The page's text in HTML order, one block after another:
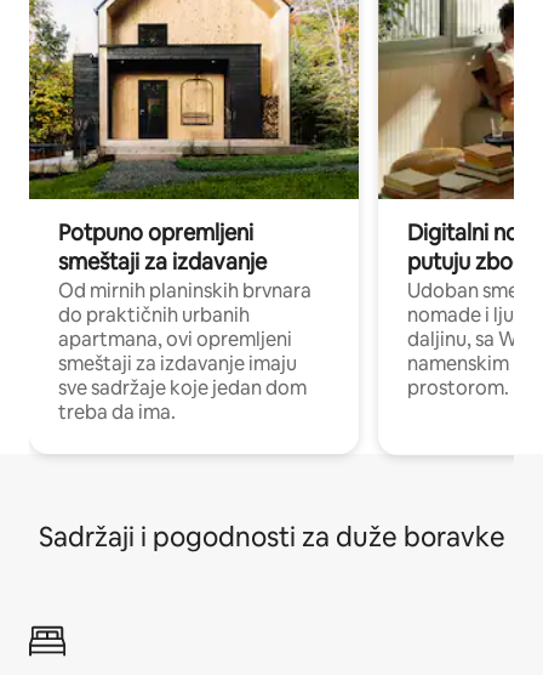
Potpuno opremljeni
smeštaji za izdavanje
Od mirnih planinskih brvnara
do praktičnih urbanih
apartmana, ovi opremljeni
smeštaji za izdavanje imaju
sve sadržaje koje jedan dom
treba da ima.
Digitalni
putuju zbog
Udoban
nomade i ljude
daljinu, sa Wi-
namenskim
prostorom.
Sadržaji i pogodnosti za duže boravke